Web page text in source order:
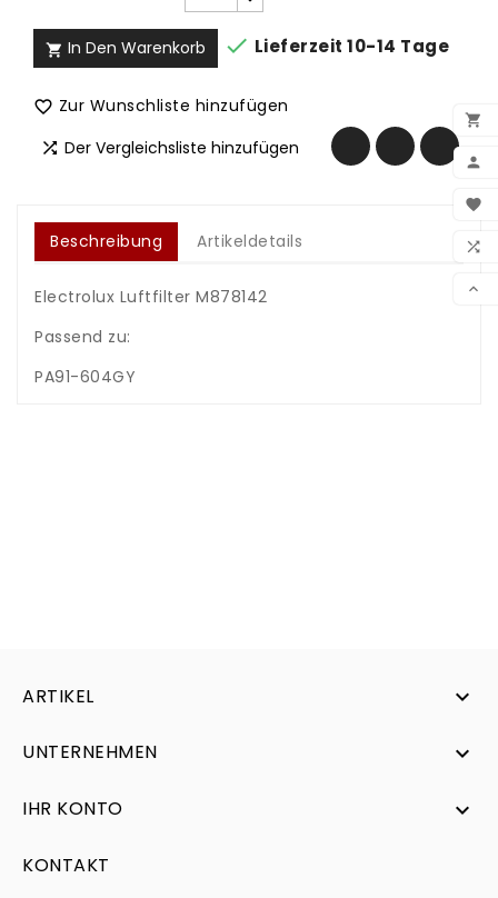





 In Den Warenkorb  Lieferzeit 10-14 Tage
 Zur Wunschliste hinzufügen
 Der Vergleichsliste hinzufügen
Beschreibung Artikeldetails
Electrolux Luftfilter M878142
Passend zu:
PA91-604GY
ARTIKEL 
UNTERNEHMEN 
IHR KONTO 
KONTAKT